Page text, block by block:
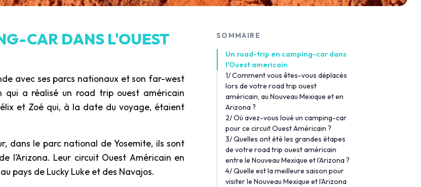
CAR DANS L'OUEST
avec ses parcs nationaux et son far-west
qui a réalisé un road trip ouest américain
et Zoé qui, à la date du voyage, étaient
dans le parc national de Yosemite, ils sont
l’Arizona. Leur circuit Ouest Américain en
pays de Lucky Luke et des Navajos.
SOMMAIRE
Un road-trip en camping-car dans
l'Ouest americain
1/ Comment vous êtes-vous déplacés
lors de votre road trip ouest
américain, au Nouveau Mexique et en
Arizona ?
2/ Où avez-vous loué un camping-car
pour ce circuit Ouest Américain ?
3/ Quelles ont été les grandes étapes
de votre road trip ouest américain
entre le Nouveau Mexique et l’Arizona ?
4/ Quelle est la meilleure saison pour
visiter le Nouveau Mexique et l’Arizona